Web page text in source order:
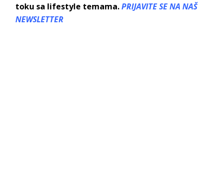
toku sa lifestyle temama.PRIJAVITE SE NA NAŠ
NEWSLETTER